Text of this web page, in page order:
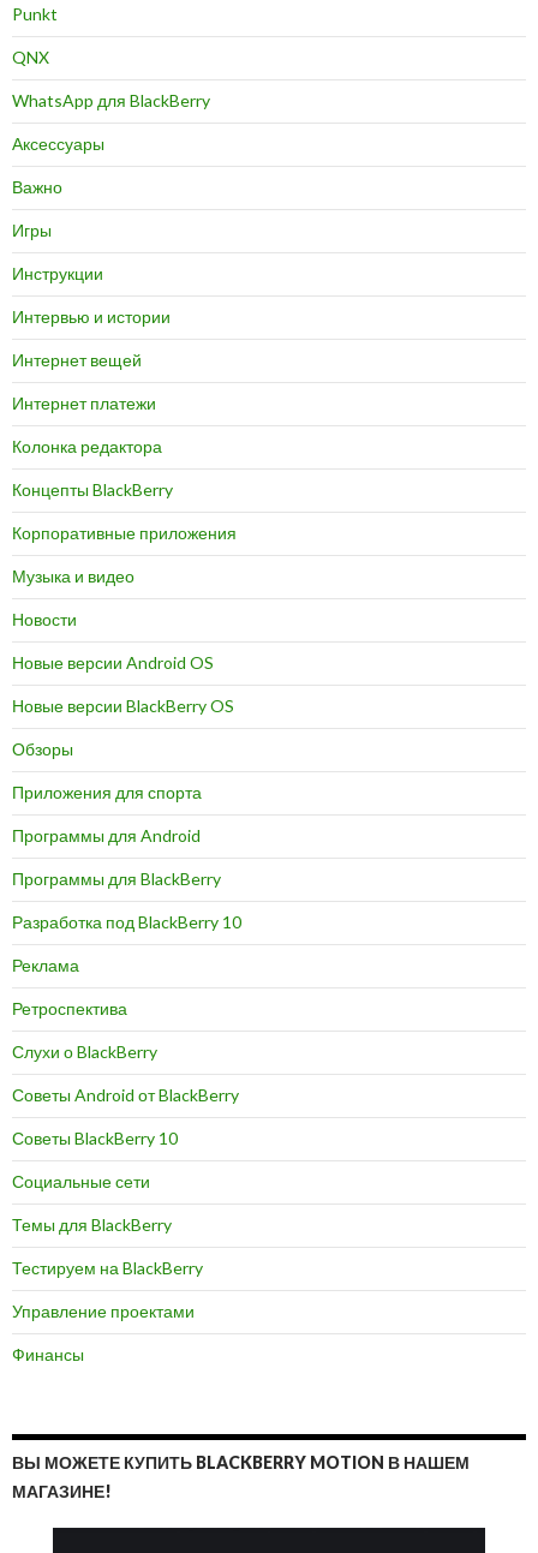
Punkt
QNX
WhatsApp для BlackBerry
Аксессуары
Важно
Игры
Инструкции
Интервью и истории
Интернет вещей
Интернет платежи
Колонка редактора
Концепты BlackBerry
Корпоративные приложения
Музыка и видео
Новости
Новые версии Android OS
Новые версии BlackBerry OS
Обзоры
Приложения для спорта
Программы для Android
Программы для BlackBerry
Разработка под BlackBerry 10
Реклама
Ретроспектива
Слухи о BlackBerry
Советы Android от BlackBerry
Советы BlackBerry 10
Социальные сети
Темы для BlackBerry
Тестируем на BlackBerry
Управление проектами
Финансы
ВЫ МОЖЕТЕ КУПИТЬ BLACKBERRY MOTION В НАШЕМ
МАГАЗИНЕ!